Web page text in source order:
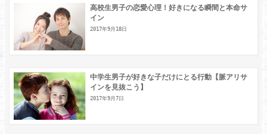
高校生男子の恋愛心理！好きになる瞬間と本命サ
イン
2017年9月18日
中学生男子が好きな子だけにとる行動【脈アリサ
インを見抜こう】
2017年9月7日